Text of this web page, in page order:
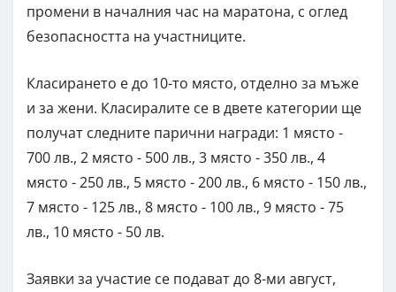
промени в началния час на маратона, с оглед
безопасността на участниците.
Класирането е до 10-то място, отделно за мъже
и за жени. Класиралите се в двете категории ще
получат следните парични награди: 1 място -
700 лв., 2 място - 500 лв., 3 място - 350 лв., 4
място - 250 лв., 5 място - 200 лв., 6 място - 150 лв.,
7 място - 125 лв., 8 място - 100 лв., 9 място - 75
лв., 10 място - 50 лв.
Заявки за участие се подават до 8-ми август,